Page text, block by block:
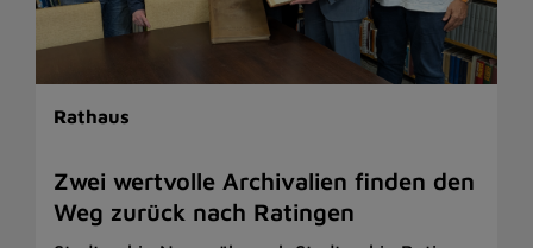
Rathaus
Zwei wertvolle Archivalien finden den
Weg zurück nach Ratingen